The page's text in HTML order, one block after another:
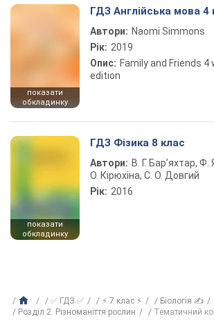
показати
обкладинку
ГДЗ Англійська мова 4
Автори: Naomi Simmons
Рік: 2019
Опис: Family and Friends 4
edition
показати
обкладинку
ГДЗ Фізика 8 клас
Автори: В. Г. Бар’яхтар,
О. Кірюхіна, С. О. Довгий
Рік: 2016
✅ ГДЗ ✅ ⚡ 7 клас ⚡ Біологія ✍
Розділ 2. Різноманіття рослин
Тематичний